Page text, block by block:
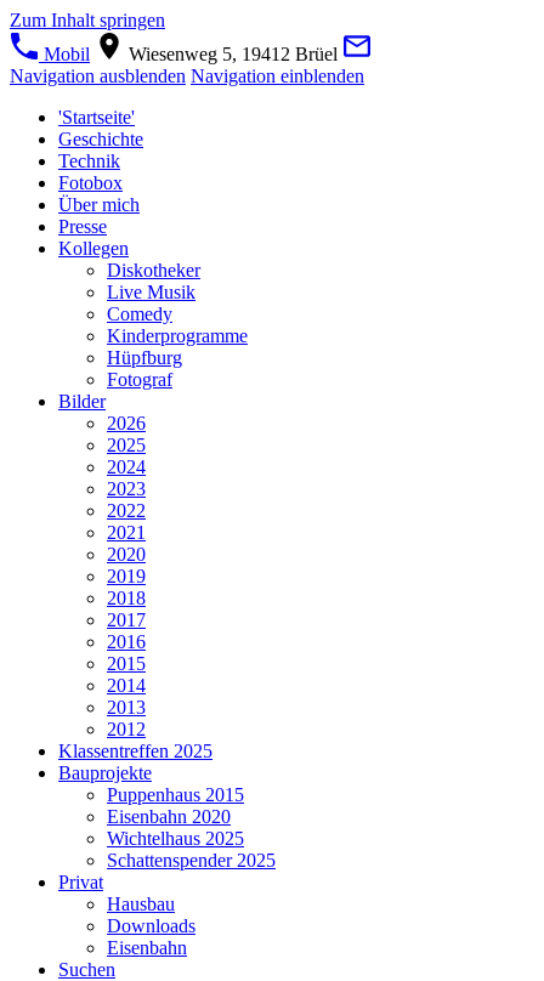
Zum Inhalt springen
Mobil
Wiesenweg 5, 19412 Brüel
Navigation ausblenden Navigation einblenden
'Startseite'
Geschichte
Technik
Fotobox
Über mich
Presse
Kollegen
Diskotheker
Live Musik
Comedy
Kinderprogramme
Hüpfburg
Fotograf
Bilder
2026
2025
2024
2023
2022
2021
2020
2019
2018
2017
2016
2015
2014
2013
2012
Klassentreffen 2025
Bauprojekte
Puppenhaus 2015
Eisenbahn 2020
Wichtelhaus 2025
Schattenspender 2025
Privat
Hausbau
Downloads
Eisenbahn
Suchen